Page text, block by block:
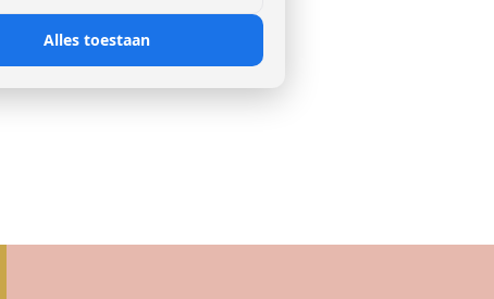
Alles toestaan